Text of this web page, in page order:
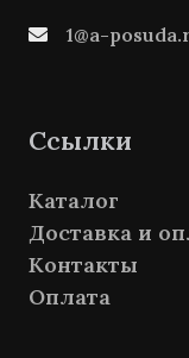
1@a-
Ссылки
Каталог
Доставка и
Контакты
Оплата